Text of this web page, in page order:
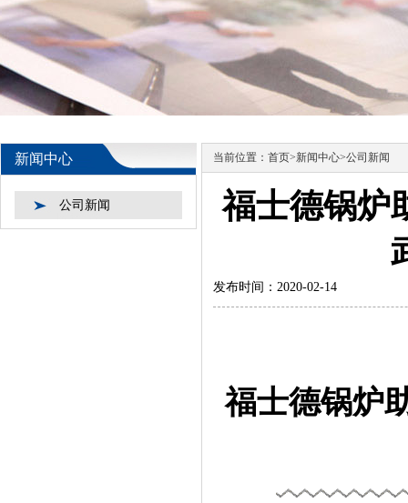
新闻中心
公司新闻
当前位置： 首页>新闻中心>公司新闻
福士德锅炉
发布时间：2020-02-14
福士德锅炉